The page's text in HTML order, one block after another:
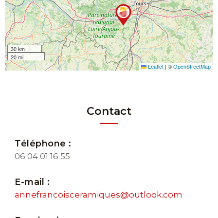
30 km
20 mi
Leaflet | ©OpenStreetMap
Contact
Téléphone :
06 04 01 16 55
E-mail :
annefrancoisceramiques@outlook.com